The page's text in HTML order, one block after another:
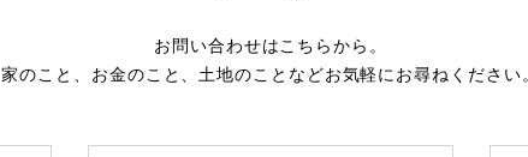
お問い合わせはこちらから。
家のこと、お金のこと、土地のことなどお気軽にお尋ねください。